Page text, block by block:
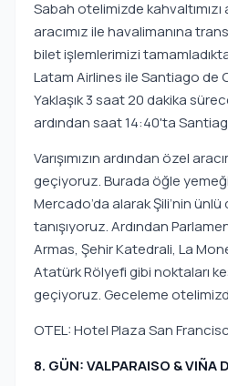
Sabah otelimizde
aracımız ile havalimanına
bilet işlemlerimizi
Latam Airlines ile Santiago de
Yaklaşık 3 saat 20 dakika
ardından saat 14:40'ta
Varışımızın ardından özel
geçiyoruz. Burada öğle
Mercado’da alarak Şili’nin
tanışıyoruz. Ardından
Armas, Şehir Katedrali, La
Atatürk Rölyefi gibi noktaları
geçiyoruz. Geceleme
OTEL: Hotel Plaza San
8. GÜN: VALPARAISO & VIÑA